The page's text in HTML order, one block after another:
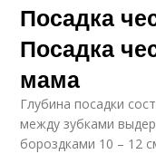
Яровой
Чеснок на
Посадка
Посадка
мама
Глубина посадки
между зубками
бороздками 10 – 12